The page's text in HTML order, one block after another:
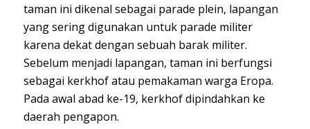
taman ini dikenal sebagai parade plein, lapangan
yang sering digunakan untuk parade militer
karena dekat dengan sebuah barak militer.
Sebelum menjadi lapangan, taman ini berfungsi
sebagai kerkhof atau pemakaman warga Eropa.
Pada awal abad ke-19, kerkhof dipindahkan ke
daerah pengapon.